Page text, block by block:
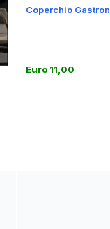
Coperchio
Euro 11,00